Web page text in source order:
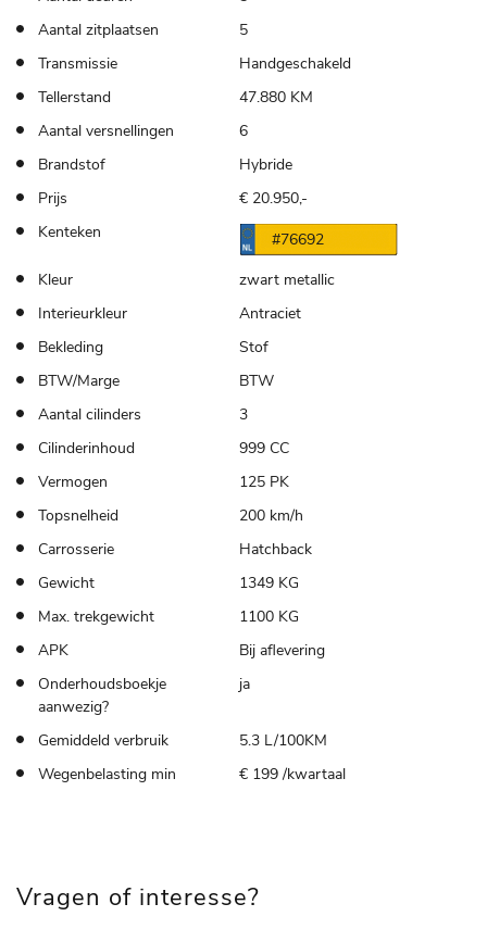
Aantal zitplaatsen
5
Transmissie
Handgeschakeld
Tellerstand
47.880 KM
Aantal versnellingen
6
Brandstof
Hybride
Prijs
€ 20.950,-
Kenteken
#76692
Kleur
zwart metallic
Interieurkleur
Antraciet
Bekleding
Stof
BTW/Marge
BTW
Aantal cilinders
3
Cilinderinhoud
999 CC
Vermogen
125 PK
Topsnelheid
200 km/h
Carrosserie
Hatchback
Gewicht
1349 KG
Max. trekgewicht
1100 KG
APK
Bij aflevering
Onderhoudsboekje
aanwezig?
ja
Gemiddeld verbruik
5.3 L/100KM
Wegenbelasting min
€ 199 /kwartaal
Vragen of interesse?